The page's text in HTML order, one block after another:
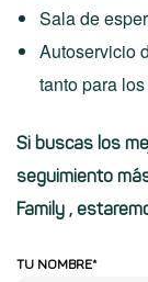
Sala de
Autoservicio
tanto para
Si buscas los
seguimiento
Family ,
TU NOMBRE*